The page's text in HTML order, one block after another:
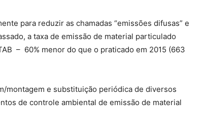
para reduzir as chamadas “emissões difusas” e
a taxa de emissão de material particulado
– 60% menor do que o praticado em 2015 (663
montagem e substituição periódica de diversos
de controle ambiental de emissão de material